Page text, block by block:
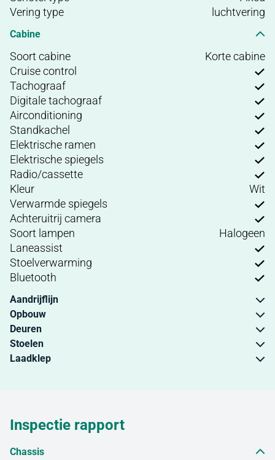
Vering type
luchtvering
Cabine
Soort cabine
Korte cabine
Cruise control
Tachograaf
Digitale tachograaf
Airconditioning
Standkachel
Elektrische ramen
Elektrische spiegels
Radio/cassette
Kleur
Wit
Verwarmde spiegels
Achteruitrij camera
Soort lampen
Halogeen
Laneassist
Stoelverwarming
Bluetooth
Aandrijflijn
Opbouw
Deuren
Stoelen
Laadklep
Inspectie rapport
Chassis